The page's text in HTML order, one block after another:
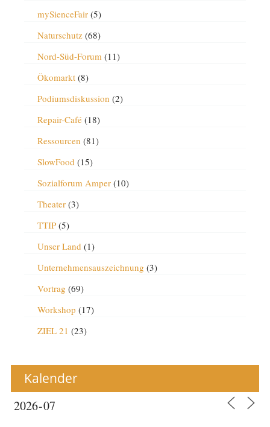
mySienceFair(5)
Naturschutz(68)
Nord-Süd-Forum(11)
Ökomarkt(8)
Podiumsdiskussion (2)
Repair-Café(18)
Ressourcen (81)
SlowFood (15)
Sozialforum Amper(10)
Theater(3)
TTIP(5)
Unser Land (1)
Unternehmensauszeichnung (3)
Vortrag (69)
Workshop (17)
ZIEL 21 (23)
Kalender